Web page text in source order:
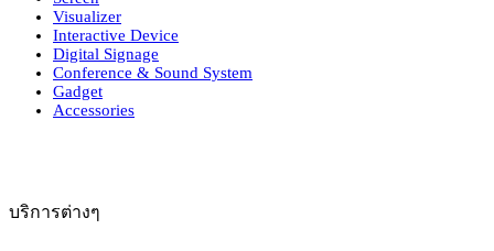
Visualizer
Interactive Device
Digital Signage
Conference & Sound System
Gadget
Accessories
บริการต่างๆ